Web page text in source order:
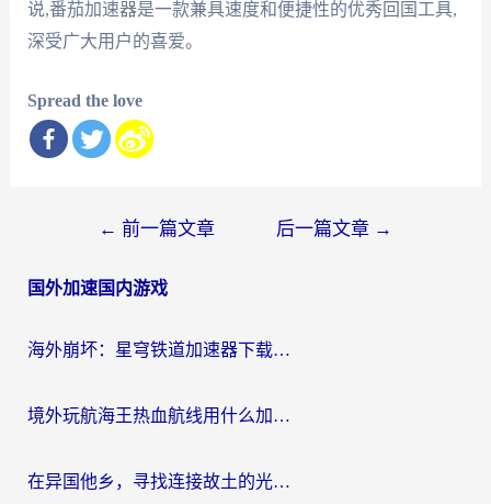
说,番茄加速器是一款兼具速度和便捷性的优秀回国工具,
深受广大用户的喜爱。
Spread the love
导
← 前一篇文章 后一篇文章 →
国外加速国内游戏
海外崩坏：星穹铁道加速器下载安装：一份给游子的终极网络指南
境外玩航海王热血航线用什么加速器？2026海外玩家实测最优方案（附欧洲问道堡垒前线加速技巧）
在异国他乡，寻找连接故土的光明大陆免费加速器